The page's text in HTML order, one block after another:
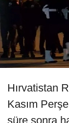
Hırvatistan
Kasım
süre sonra